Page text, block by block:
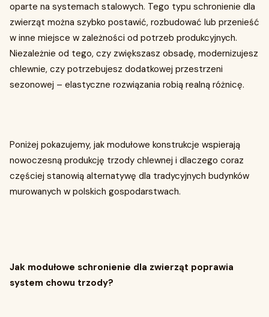
oparte na systemach stalowych. Tego typu schronienie dla
zwierząt można szybko postawić, rozbudować lub przenieść
w inne miejsce w zależności od potrzeb produkcyjnych.
Niezależnie od tego, czy zwiększasz obsadę, modernizujesz
chlewnie, czy potrzebujesz dodatkowej przestrzeni
sezonowej – elastyczne rozwiązania robią realną różnicę.
Poniżej pokazujemy, jak modułowe konstrukcje wspierają
nowoczesną produkcję trzody chlewnej i dlaczego coraz
częściej stanowią alternatywę dla tradycyjnych budynków
murowanych w polskich gospodarstwach.
Jak modułowe schronienie dla zwierząt poprawia
system chowu trzody?